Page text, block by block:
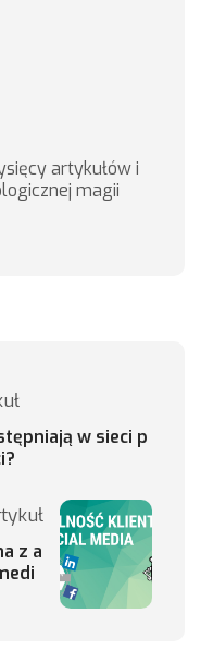
artykułów i
magii
w sieci p
z a